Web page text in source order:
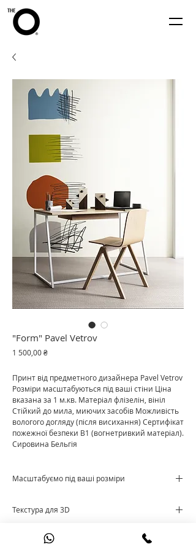
"Form" Pavel Vetrov
1 500,00 ₴Ціна
Принт від предметного дизайнера Pavel Vetrov
Розміри масштабуються під ваші стіни Ціна
вказана за 1 м.кв. Матеріал флізелін, вініл
Стійкий до мила, миючих засобів Можливість
вологого догляду (після висихання) Сертифікат
пожежної безпеки В1 (вогнетривкий матеріал).
Сировина Бельгія
Масштабуємо під ваші розміри
Текстура для 3D
Cкачати текстуру